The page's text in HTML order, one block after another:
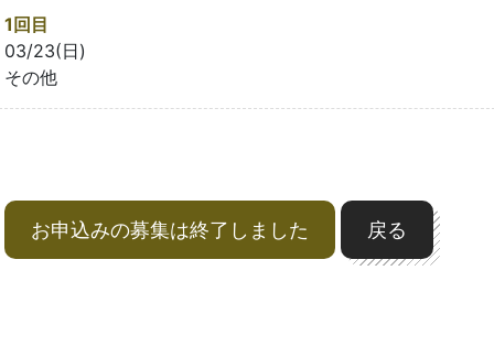
1回目
03/23(日)
その他
お申込みの募集は終了しました 戻る